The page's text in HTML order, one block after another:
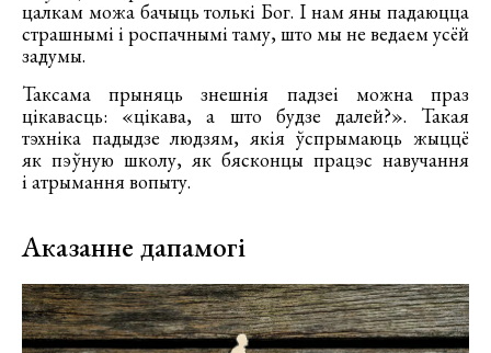
цалкам можа бачыць толькі Бог. І нам яны падаюцца
страшнымі і роспачнымі таму, што мы не ведаем усёй
задумы.
Таксама прыняць знешнія падзеі можна праз
цікавасць: «цікава, а што будзе далей?». Такая
тэхніка падыдзе людзям, якія ўспрымаюць жыццё
як пэўную школу, як бясконцы працэс навучання
і атрымання вопыту.
Аказанне дапамогі